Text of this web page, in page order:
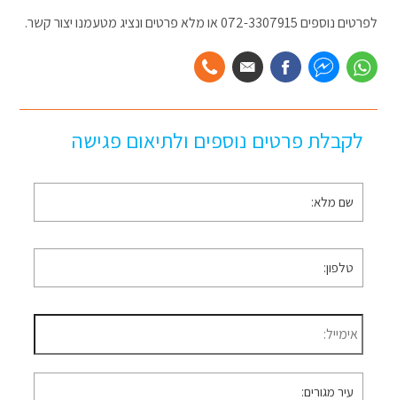
לפרטים נוספים 072-3307915 או מלא פרטים ונציג מטעמנו יצור קשר.
לקבלת פרטים נוספים ולתיאום פגישה
שם
מלא *
טלפון *
דוא״ל *
עיר
מגורים